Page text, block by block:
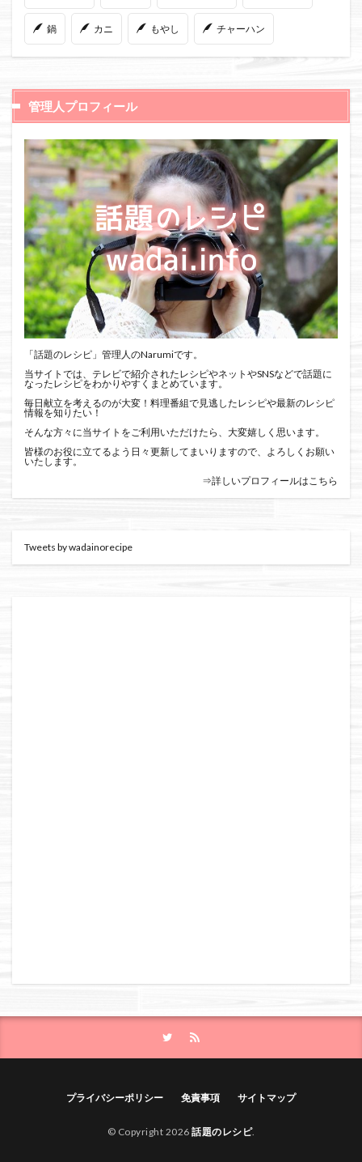
鍋 カニ もやし チャーハン
管理人プロフィール
「話題のレシピ」管理人のNarumiです。
当サイトでは、テレビで紹介されたレシピやネットやSNSなどで話題に
なったレシピをわかりやすくまとめています。
毎日献立を考えるのが大変！料理番組で見逃したレシピや最新のレシピ
情報を知りたい！
そんな方々に当サイトをご利用いただけたら、大変嬉しく思います。
皆様のお役に立てるよう日々更新してまいりますので、よろしくお願い
いたします。
⇒詳しいプロフィールはこちら
Tweets by wadainorecipe
プライバシーポリシー 免責事項 サイトマップ
© Copyright 2026 話題のレシピ.